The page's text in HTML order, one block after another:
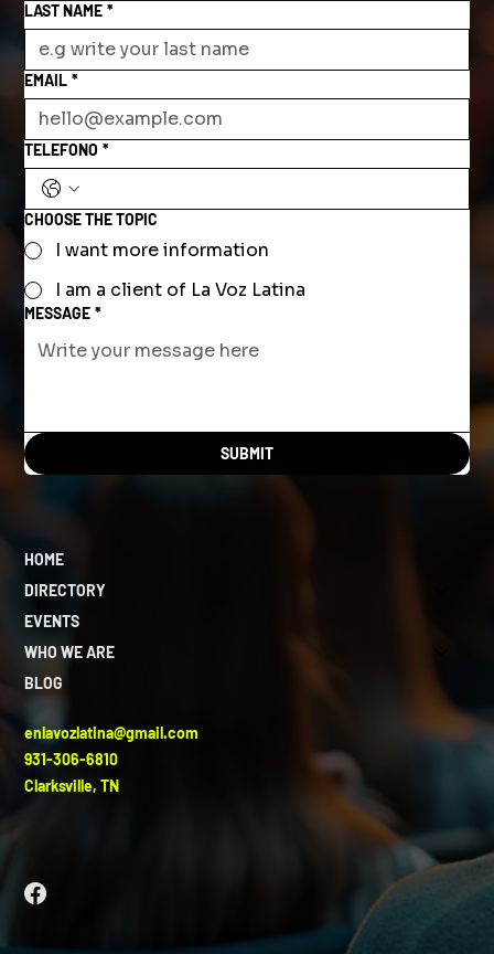
LAST NAME *
EMAIL *
TELEFONO *
CHOOSE THE TOPIC
I want more information
I am a client of La Voz Latina
MESSAGE *
SUBMIT
HOME
DIRECTORY
EVENTS
WHO WE ARE
BLOG
enlavozlatina@gmail.com
931-306-6810
Clarksville, TN